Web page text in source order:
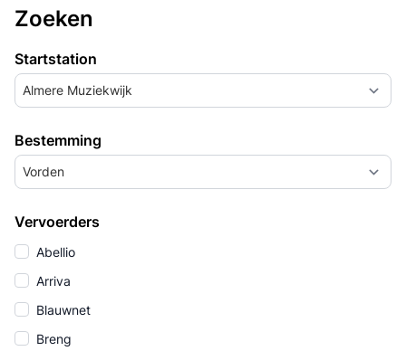
Zoeken
Startstation
Almere Muziekwijk
Bestemming
Vorden
Vervoerders
Abellio
Arriva
Blauwnet
Breng